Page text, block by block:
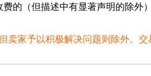
的（但描述中有显著声明的除外
卖家予以积极解决问题则除外。